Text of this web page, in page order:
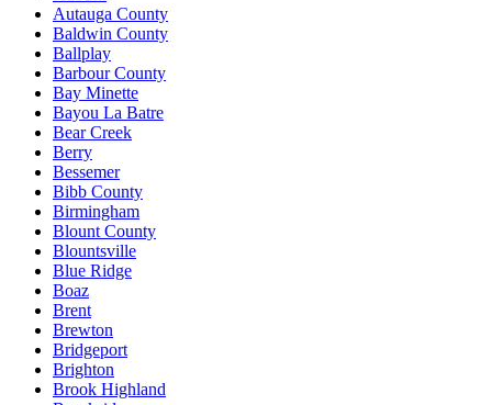
Autauga County
Baldwin County
Ballplay
Barbour County
Bay Minette
Bayou La Batre
Bear Creek
Berry
Bessemer
Bibb County
Birmingham
Blount County
Blountsville
Blue Ridge
Boaz
Brent
Brewton
Bridgeport
Brighton
Brook Highland